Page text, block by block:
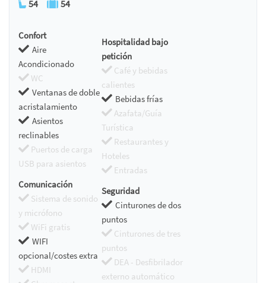
54 54
Confort
Aire
Acondicionado
WC
Ventanas de doble
acristalamiento
Asientos
reclinables
Puertos de carga
USB para asientos
Hospitalidad bajo
petición
Café y bebidas
calientes
Bebidas frías
Azafata/Guía
Turística
Restaurantes y
Hoteles
Entradas
Comunicación
Sistema de sonido
y micrófono
WiFi gratis
WIFI
opcional/costes extra
HDMI
Seguridad
Cinturones de dos
puntos
Cinturones de tres
puntos
DEA - Desfibrilador
externo automático